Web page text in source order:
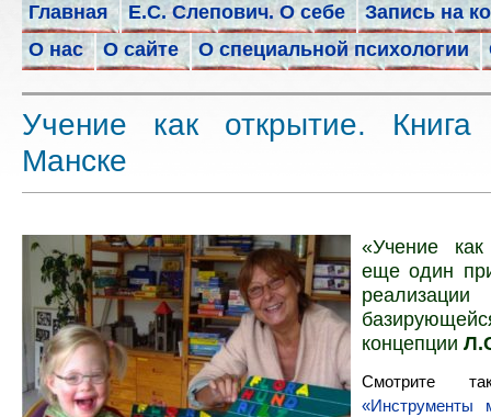
Главная Е.С. Слепович. О себе
Запись на
О нас
О сайте О специальной психологии
Учение как открытие. Книга
Манске
«Учение
еще один
концепции
Смотрите
«Инструменты